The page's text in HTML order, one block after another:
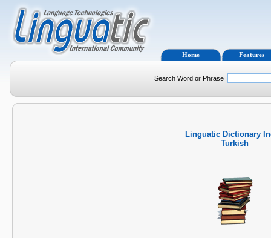
Home Features
Search Word or Phrase
Linguatic Dictionary
Turkish